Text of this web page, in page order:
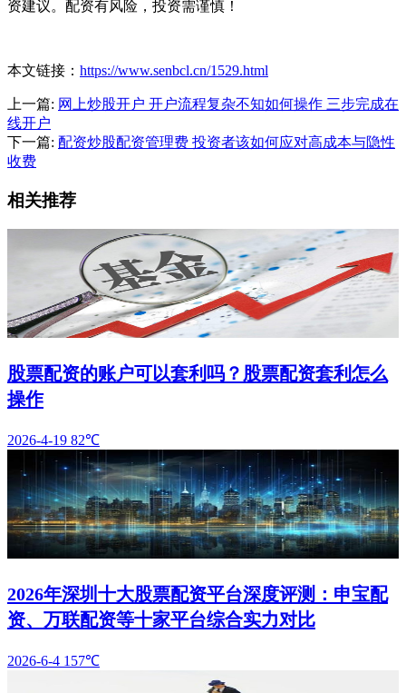
资建议。配资有风险，投资需谨慎！
本文链接： https://www.senbcl.cn/1529.html
上一篇: 网上炒股开户 开户流程复杂不知如何操作 三步完成在
线开户
下一篇: 配资炒股配资管理费 投资者该如何应对高成本与隐性
收费
相关推荐
股票配资的账户可以套利吗？股票配资套利怎么
操作
2026-4-19 82℃
2026年深圳十大股票配资平台深度评测：申宝配
资、万联配资等十家平台综合实力对比
2026-6-4 157℃